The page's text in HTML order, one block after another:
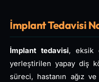
İmplant Tedavisi
İmplant tedavisi, eksik
yerleştirilen yapay diş
süreci, hastanın ağız